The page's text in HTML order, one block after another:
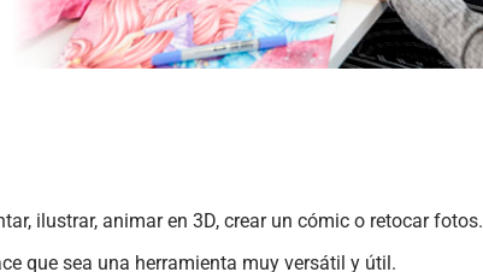
ilustrar, animar en 3D, crear un cómic o retocar fotos.
que sea una herramienta muy versátil y útil.